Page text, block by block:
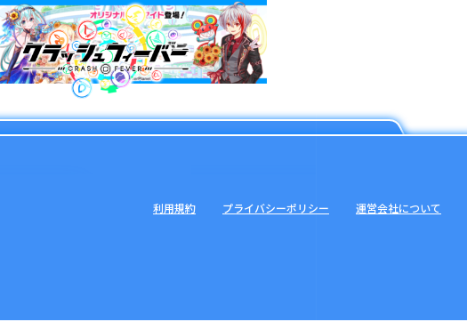
利用規約 プライバシーポリシー 運営会社について